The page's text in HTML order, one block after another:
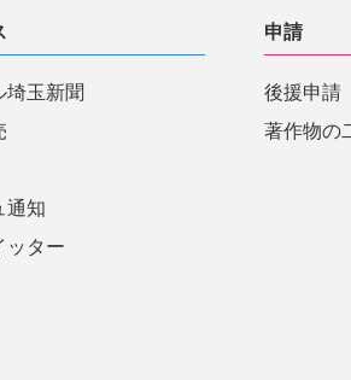
埼玉新聞
通知
ッター
申請
後援申請
著作物の